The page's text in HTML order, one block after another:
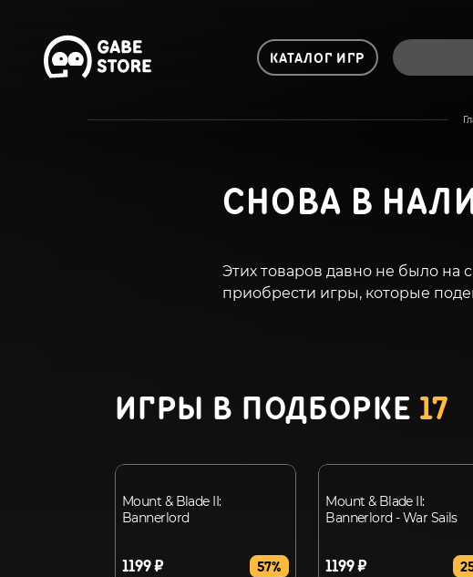
КАТАЛОГ ИГР
СНОВА В
Этих товаров давно не было на
приобрести игры, которые
ИГРЫ В ПОДБОРКЕ 17
Mount & Blade II:
Bannerlord
1199 ₽ 57%
Mount & Blade II:
Bannerlord - War Sails
1199 ₽